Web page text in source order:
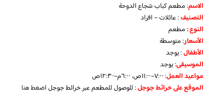
الاسم: مطعم كباب شجاع الدوحة
التصنيف: عائلات – افراد
النوع :مطعم
الأسعار:متوسطة
الأطفال:يوجد
الموسيقى:يوجد
مواعيد العمل: ٧:٠٠–١١:٠٠ص، ٦:٠٠م–١٢:٣٠ص
الموقع على خرائط جوجل: للوصول للمطعم عبر خرائط جوجلاضغط هنا